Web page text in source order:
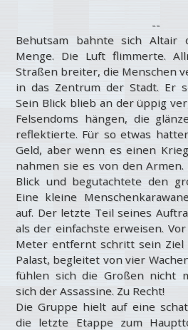
--
Behutsam bahnte sich Altair
Menge. Die Luft flimmerte.
Straßen breiter, die Menschen
in das Zentrum der Stadt. Er
Sein Blick blieb an der üppig
Felsendoms hängen, die
reflektierte. Für so etwas
Geld, aber wenn es einen
nahmen sie es von den
Blick und begutachtete den
Eine kleine
auf. Der letzte Teil seines
als der einfachste erweisen.
Meter entfernt schritt sein Ziel
Palast, begleitet von vier
fühlen sich die Großen nicht
sich der Assassine. Zu Recht!
Die Gruppe hielt auf eine
die letzte Etappe zum